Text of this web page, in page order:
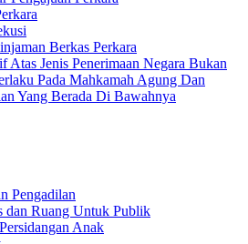
Berkas Perkara
Atas Jenis Penerimaan Negara Bukan
Pada Mahkamah Agung Dan
Yang Berada Di Bawahnya
Pengadilan
dan Ruang Untuk Publik
Anak